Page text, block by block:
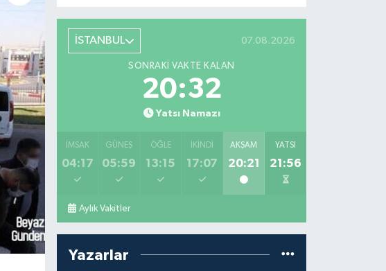
İSTANBUL 07.08.2026
SONRAKI VAKTE KALAN
20:32
Yatsı Namazı
İMSAK
04:17
GÜNEŞ
05:59
ÖĞLE
13:15
İKINDI
17:07
AKŞAM
20:21
YATSI
21:56
Aylık Vakitler
Yazarlar